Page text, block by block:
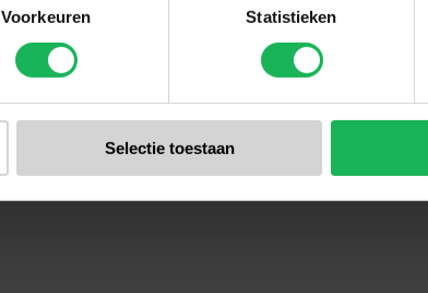
Voorkeuren Statistieken
Selectie toestaan